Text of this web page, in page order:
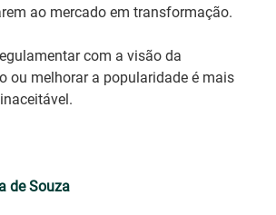
ao mercado em transformação.
com a visão da
ou melhorar a popularidade é mais
de Souza